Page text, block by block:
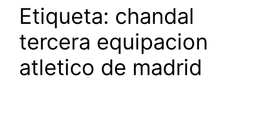
Etiqueta: chandal
tercera equipacion
atletico de madrid